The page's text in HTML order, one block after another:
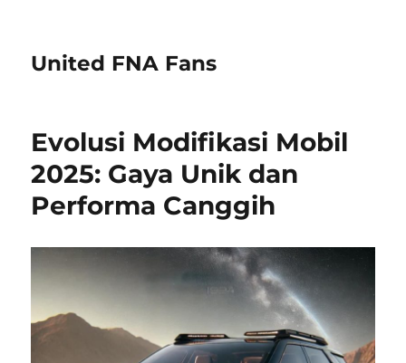
United FNA Fans
Evolusi Modifikasi Mobil
2025: Gaya Unik dan
Performa Canggih